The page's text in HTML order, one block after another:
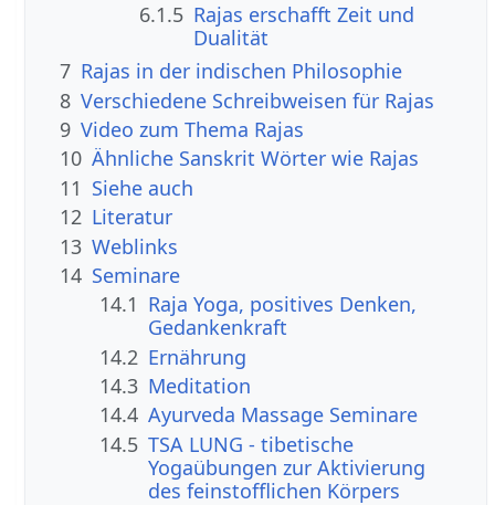
6.1.5 Rajas erschafft Zeit und
Dualität
7 Rajas in der indischen Philosophie
8 Verschiedene Schreibweisen für Rajas
9 Video zum Thema Rajas
10 Ähnliche Sanskrit Wörter wie Rajas
11 Siehe auch
12 Literatur
13 Weblinks
14 Seminare
14.1 Raja Yoga, positives Denken,
Gedankenkraft
14.2 Ernährung
14.3 Meditation
14.4 Ayurveda Massage Seminare
14.5 TSA LUNG - tibetische
Yogaübungen zur Aktivierung
des feinstofflichen Körpers